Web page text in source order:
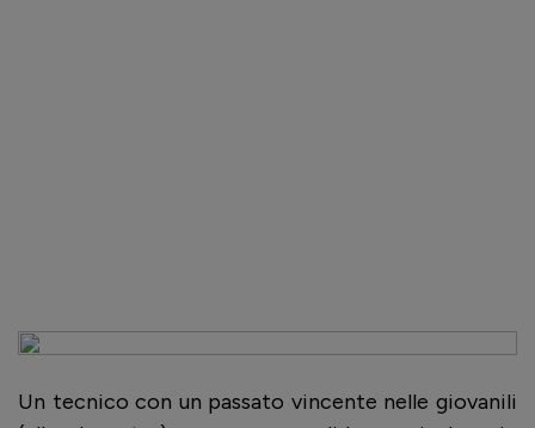
Un tecnico con un passato vincente nelle giovanili